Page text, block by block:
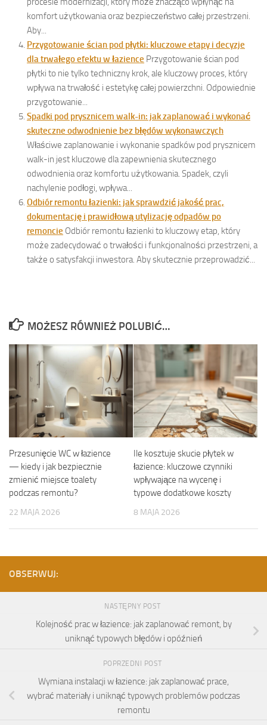
komfort użytkowania oraz bezpieczeństwo całej przestrzeni.
Aby...
Przygotowanie ścian pod płytki: kluczowe etapy i decyzje
dla trwałego efektu w łazience Przygotowanie ścian pod
płytki to nie tylko techniczny krok, ale kluczowy proces, który
wpływa na trwałość i estetykę całej powierzchni. Odpowiednie
przygotowanie...
Spadki pod prysznicem walk-in: jak zaplanować i wykonać
skuteczne odwodnienie bez błędów wykonawczych
Właściwe zaplanowanie i wykonanie spadków pod prysznicem
walk-in jest kluczowe dla zapewnienia skutecznego
odwodnienia oraz komfortu użytkowania. Spadek, czyli
nachylenie podłogi, wpływa...
Odbiór remontu łazienki: jak sprawdzić jakość prac,
dokumentację i prawidłową utylizację odpadów po
remoncie Odbiór remontu łazienki to kluczowy etap, który
może zadecydować o trwałości i funkcjonalności przestrzeni, a
także o satysfakcji inwestora. Aby skutecznie przeprowadzić...
MOŻESZ RÓWNIEŻ POLUBIĆ…
Przesunięcie WC w łazience
— kiedy i jak bezpiecznie
zmienić miejsce toalety
podczas remontu?
22 MAJA 2026
Ile kosztuje skucie płytek w
łazience: kluczowe czynniki
wpływające na wycenę i
typowe dodatkowe koszty
8 MAJA 2026
OBSERWUJ:
NASTĘPNY POST
Kolejność prac w łazience: jak zaplanować remont, by
uniknąć typowych błędów i opóźnień
POPRZEDNI POST
Wymiana instalacji w łazience: jak zaplanować prace,
wybrać materiały i uniknąć typowych problemów podczas
remontu